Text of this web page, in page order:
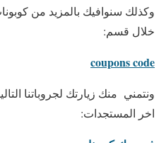
وكذلك سنوافيك بالمزيد من
خلال قسم:
coupons code
ونتمني منك زيارتك لجروباتنا
اخر المستجدات: